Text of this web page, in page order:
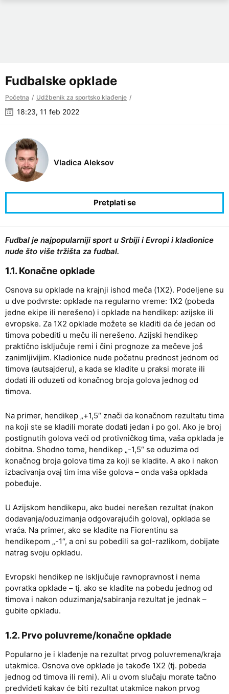
Fudbalske opklade
Početna Udžbenik za sportsko klađenje
18:23, 11 feb 2022
Vladica Aleksov
Fudbal je najpopularniji sport u Srbiji i Evropi i kladionice
nude što više tržišta za fudbal.
1.1. Konačne opklade
Osnova su opklade na krajnji ishod meča (1X2). Podeljene su
u dve podvrste: opklade na regularno vreme: 1X2 (pobeda
jedne ekipe ili nerešeno) i opklade na hendikep: azijske ili
evropske. Za 1X2 opklade možete se kladiti da će jedan od
timova pobediti u meču ili nerešeno. Azijski hendikep
praktično isključuje remi i čini prognoze za mečeve još
zanimljivijim. Kladionice nude početnu prednost jednom od
timova (autsajderu), a kada se kladite u praksi morate ili
dodati ili oduzeti od konačnog broja golova jednog od
timova.
Na primer, hendikep „+1,5“ znači da konačnom rezultatu tima
na koji ste se kladili morate dodati jedan i po gol. Ako je broj
postignutih golova veći od protivničkog tima, vaša opklada je
dobitna. Shodno tome, hendikep „-1,5“ se oduzima od
konačnog broja golova tima za koji se kladite. A ako i nakon
izbacivanja ovaj tim ima više golova – onda vaša opklada
pobeđuje.
U Azijskom hendikepu, ako budei nerešen rezultat (nakon
dodavanja/oduzimanja odgovarajućih golova), opklada se
vraća. Na primer, ako se kladite na Fiorentinu sa
hendikepom „-1“, a oni su pobedili sa gol-razlikom, dobijate
natrag svoju opkladu.
Evropski hendikep ne isključuje ravnopravnost i nema
povratka opklade – tj. ako se kladite na pobedu jednog od
timova i nakon oduzimanja/sabiranja rezultat je jednak –
gubite opkladu.
1.2. Prvo poluvreme/konačne opklade
Popularno je i klađenje na rezultat prvog poluvremena/kraja
utakmice. Osnova ove opklade je takođe 1X2 (tj. pobeda
jednog od timova ili remi). Ali u ovom slučaju morate tačno
predvideti kakav će biti rezultat utakmice nakon prvog